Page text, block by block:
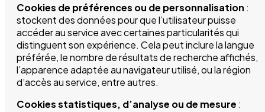
Cookies de préférences ou de personnalisation :
stockent des données pour que l’utilisateur puisse
accéder au service avec certaines particularités qui
distinguent son expérience. Cela peut inclure la langue
préférée, le nombre de résultats de recherche affichés,
l’apparence adaptée au navigateur utilisé, ou la région
d’accès au service, entre autres.
Cookies statistiques, d’analyse ou de mesure :